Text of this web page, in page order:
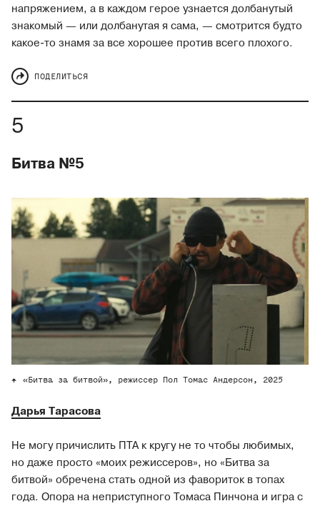
напряжением, а в каждом герое узнается долбанутый
знакомый — или долбанутая я сама, — смотрится будто
какое-то знамя за все хорошее против всего плохого.
ПОДЕЛИТЬСЯ
Битва №5
«Битва за битвой», режиссер Пол Томас Андерсон, 2025
Дарья Тарасова
Не могу причислить ПТА к кругу не то чтобы любимых,
но даже просто «моих режиссеров», но «Битва за
битвой» обречена стать одной из фавориток в топах
года. Опора на неприступного Томаса Пинчона и игра с